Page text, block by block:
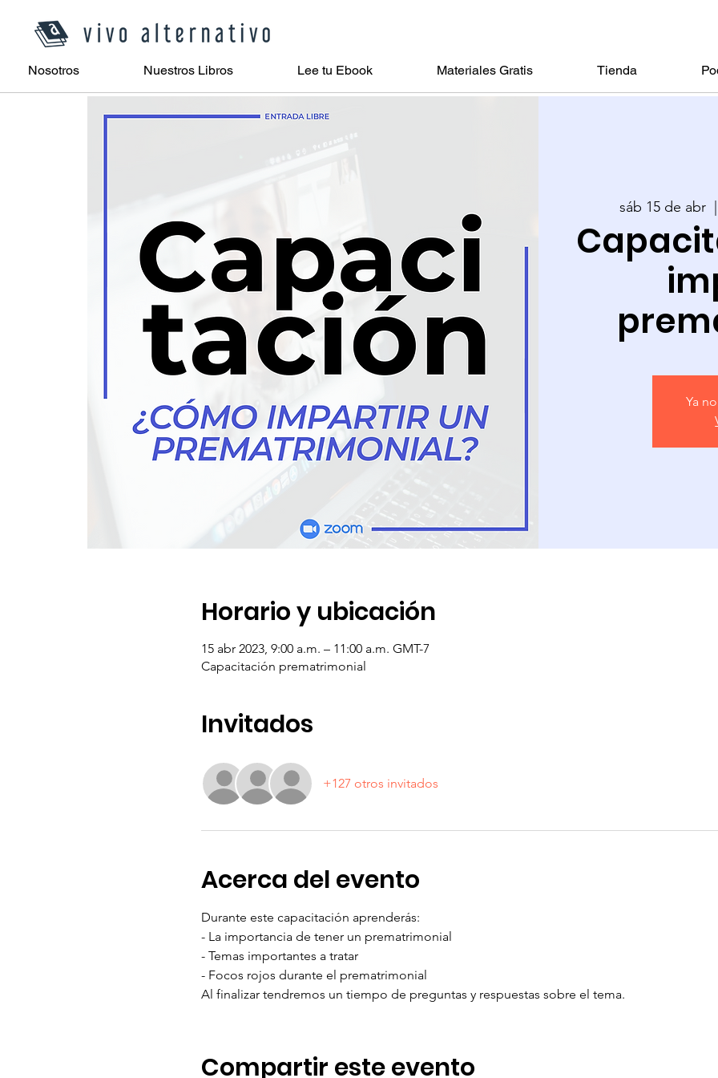
Nosotros Nuestros Libros Lee tu Ebook Materiales Gratis Tienda
sáb 15 de abr
Ya
Horario y ubicación
15 abr 2023, 9:00 a.m. – 11:00 a.m. GMT-7
Capacitación prematrimonial
Invitados
+127 otros invitados
Acerca del evento
Durante este capacitación aprenderás:
- La importancia de tener un prematrimonial
- Temas importantes a tratar
- Focos rojos durante el prematrimonial
Al finalizar tendremos un tiempo de preguntas y respuestas sobre el tema.
Compartir este evento